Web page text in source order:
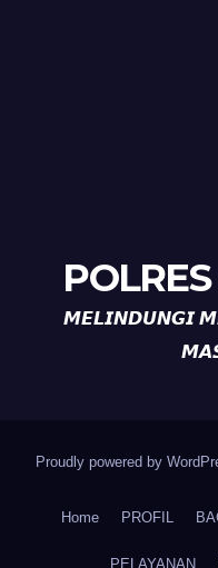
𝙈𝙀𝙇𝙄𝙉𝘿𝙐𝙉𝙂𝙄
Proudly powered by
Home PROFIL
PELAYANAN